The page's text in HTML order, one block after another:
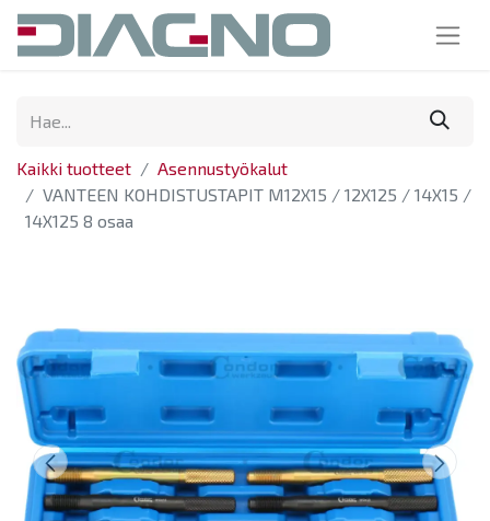
Kaikki tuotteet
Asennustyökalut
VANTEEN KOHDISTUSTAPIT M12X15 / 12X125 / 14X15 /
14X125 8 osaa